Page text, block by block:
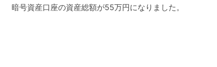
暗号資産口座の資産総額が55万円になりました。